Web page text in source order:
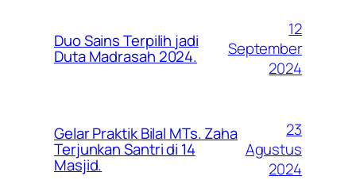
Duo Sains Terpilih jadi
Duta Madrasah 2024.
12
September
2024
Gelar Praktik Bilal MTs. Zaha
Terjunkan Santri di 14
Masjid.
23
Agustus
2024